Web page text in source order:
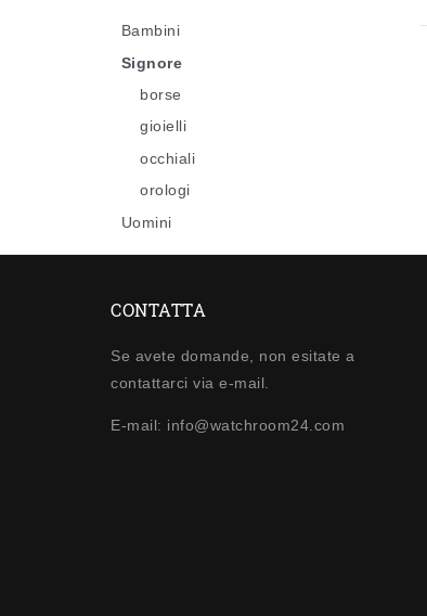
Bambini
Signore
borse
gioielli
occhiali
orologi
Uomini
CONTATTA
Se avete domande, non esitate a
contattarci via e-mail.
E-mail: info@watchroom24.com